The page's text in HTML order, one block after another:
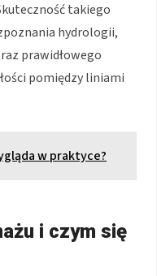
takiego
hydrologii,
prawidłowego
pomiędzy liniami
w praktyce?
i czym się